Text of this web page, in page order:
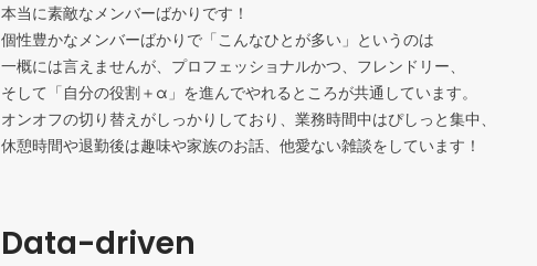
本当に素敵なメンバーばかりです！
個性豊かなメンバーばかりで「こんなひとが多い」というのは
一概には言えませんが、プロフェッショナルかつ、フレンドリー、
そして「自分の役割＋α」を進んでやれるところが共通しています。
オンオフの切り替えがしっかりしており、業務時間中はぴしっと集中、
休憩時間や退勤後は趣味や家族のお話、他愛ない雑談をしています！
Data-driven